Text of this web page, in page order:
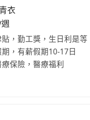
青衣
，勤工獎，生日利是等
，有薪假期10-17日
保險，醫療福利